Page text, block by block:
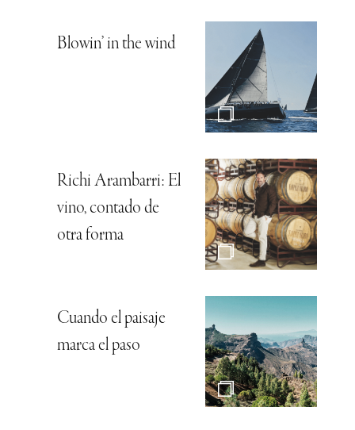
Blowin’ in the wind
Richi Arambarri: El
vino, contado de
otra forma
Cuando el paisaje
marca el paso